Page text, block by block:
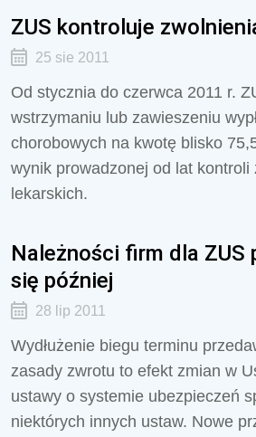
ZUS kontroluje
25 sie 2011
Od stycznia do czerwca 2011 r.
wstrzymaniu lub zawieszeniu
chorobowych na kwotę blisko
wynik prowadzonej od lat kontroli
lekarskich.
Należności firm dla ZUS
się później
28 lip 2011
Wydłużenie biegu terminu
zasady zwrotu to efekt zmian w
ustawy o systemie ubezpieczeń
niektórych innych ustaw. Nowe